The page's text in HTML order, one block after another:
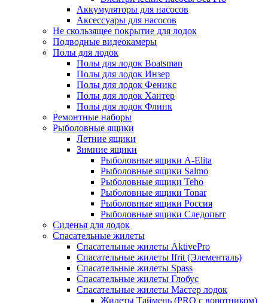
Аккумуляторы для насосов
Аксессуары для насосов
Не скользящее покрытие для лодок
Подводные видеокамеры
Полы для лодок
Полы для лодок Boatsman
Полы для лодок Инзер
Полы для лодок Феникс
Полы для лодок Хантер
Полы для лодок Флинк
Ремонтные наборы
Рыболовные ящики
Летние ящики
Зимние ящики
Рыболовные ящики A-Elita
Рыболовные ящики Salmo
Рыболовные ящики Teho
Рыболовные ящики Tonar
Рыболовные ящики Россия
Рыболовные ящики Следопыт
Сиденья для лодок
Спасательные жилеты
Спасательные жилеты AktivePro
Спасательные жилеты Ifrit (Элементаль)
Спасательные жилеты Spass
Спасательные жилеты Глобус
Спасательные жилеты Мастер лодок
Жилеты Таймень (PRO c воротником)